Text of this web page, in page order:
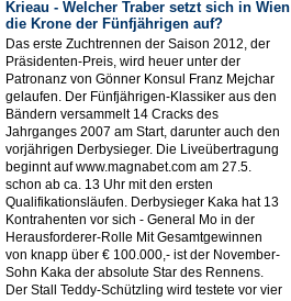
Krieau - Welcher Traber setzt sich in Wien
die Krone der Fünfjährigen auf?
Das erste Zuchtrennen der Saison 2012, der
Präsidenten-Preis, wird heuer unter der
Patronanz von Gönner Konsul Franz Mejchar
gelaufen. Der Fünfjährigen-Klassiker aus den
Bändern versammelt 14 Cracks des
Jahrganges 2007 am Start, darunter auch den
vorjährigen Derbysieger. Die Liveübertragung
beginnt auf www.magnabet.com am 27.5.
schon ab ca. 13 Uhr mit den ersten
Qualifikationsläufen. Derbysieger Kaka hat 13
Kontrahenten vor sich - General Mo in der
Herausforderer-Rolle Mit Gesamtgewinnen
von knapp über € 100.000,- ist der November-
Sohn Kaka der absolute Star des Rennens.
Der Stall Teddy-Schützling wird testete vor vier